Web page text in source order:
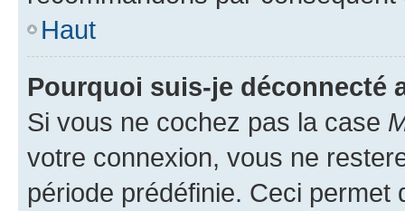
Haut
Pourquoi suis-je déconnecté
Si vous ne cochez pas la case
votre connexion, vous ne
période prédéfinie. Ceci permet